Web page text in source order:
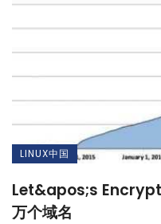
LINUX中国
Let&apos;s Encrypt
万个域名